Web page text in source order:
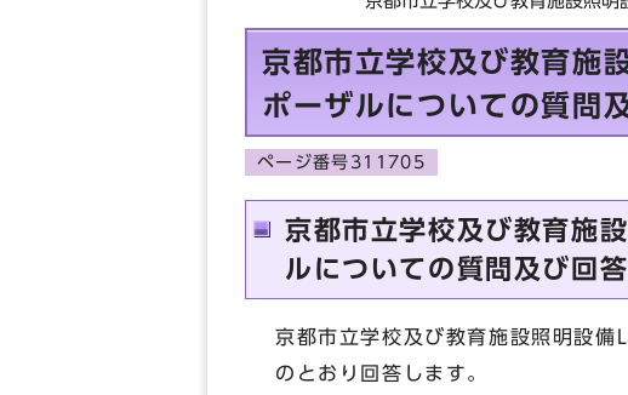
京都市立学校及び教育施
ポーザルについての質問
ページ番号311705
京都市立学校及び教育施
ルについての質問及び回答
京都市立学校及び教育施設照明設
のとおり回答します。